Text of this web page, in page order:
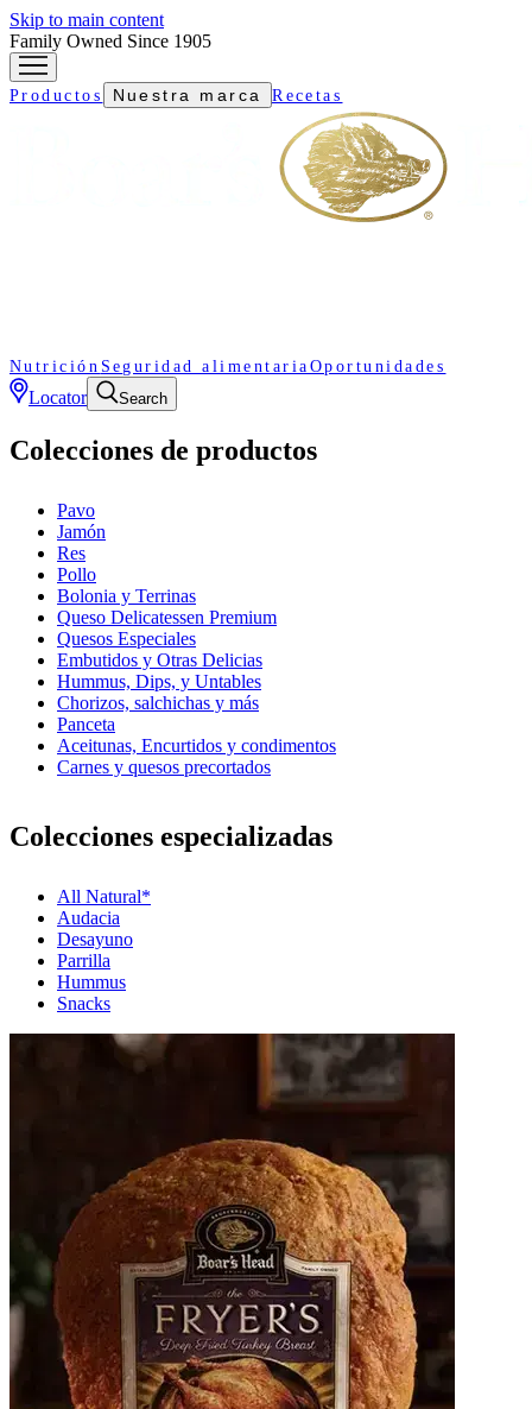
Skip to main content
Family Owned Since 1905
Productos Nuestra marca Recetas
Nutrición Seguridad alimentaria Oportunidades
Locator Search
Colecciones de productos
Pavo
Jamón
Res
Pollo
Bolonia y Terrinas
Queso Delicatessen Premium
Quesos Especiales
Embutidos y Otras Delicias
Hummus, Dips, y Untables
Chorizos, salchichas y más
Panceta
Aceitunas, Encurtidos y condimentos
Carnes y quesos precortados
Colecciones especializadas
All Natural*
Audacia
Desayuno
Parrilla
Hummus
Snacks